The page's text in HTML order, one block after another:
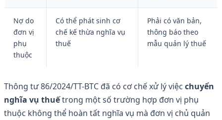
Nợ do
đơn vị
phụ
thuộc
Có thể phát sinh cơ
chế kế thừa nghĩa vụ
thuế
Phải có văn bản,
thông báo theo
mẫu quản lý thuế
Thông tư 86/2024/TT-BTC đã có cơ chế xử lý việc chuyển
nghĩa vụ thuếtrong một số trường hợp đơn vị phụ
thuộc không thể hoàn tất nghĩa vụ mà đơn vị chủ quản